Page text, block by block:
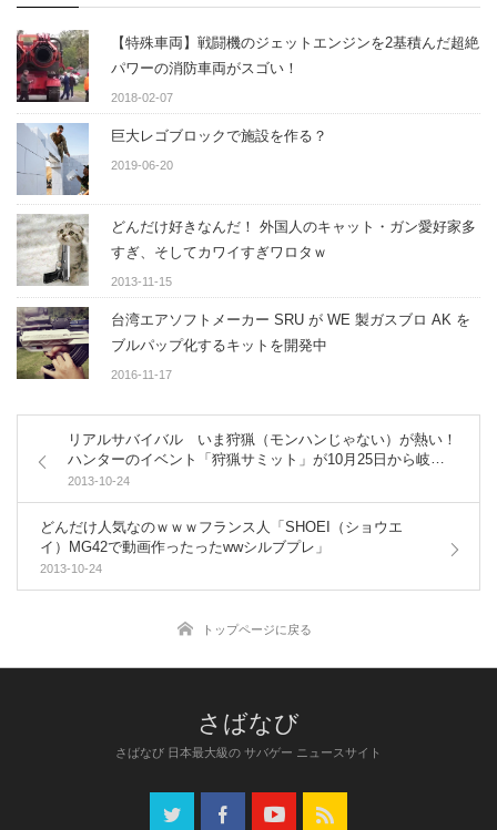
【特殊車両】戦闘機のジェットエンジンを2基積んだ超絶
パワーの消防車両がスゴい！
2018-02-07
巨大レゴブロックで施設を作る？
2019-06-20
どんだけ好きなんだ！ 外国人のキャット・ガン愛好家多
すぎ、そしてカワイすぎワロタｗ
2013-11-15
台湾エアソフトメーカー SRU が WE 製ガスブロ AK を
ブルパップ化するキットを開発中
2016-11-17
リアルサバイバル いま狩猟（モンハンじゃない）が熱い！
ハンターのイベント「狩猟サミット」が10月25日から岐阜
県で開催
2013-10-24
どんだけ人気なのｗｗｗフランス人「SHOEI（ショウエ
イ）MG42で動画作ったったwwシルブプレ」
2013-10-24
トップページに戻る
さばなび 日本最大級の サバゲー ニュースサイト